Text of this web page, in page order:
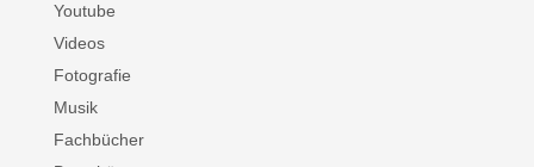
Youtube
Videos
Fotografie
Musik
Fachbücher